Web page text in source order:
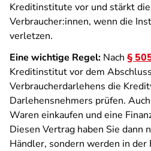
Kreditinstitute vor und stärkt
Verbraucher:innen, wenn die
verletzen.
Eine wichtige Regel: Nach §
Kreditinstitut vor dem
Verbraucherdarlehens die
Darlehensnehmers prüfen.
Waren einkaufen und eine
Diesen Vertrag haben Sie dann
Händler, sondern werden in der